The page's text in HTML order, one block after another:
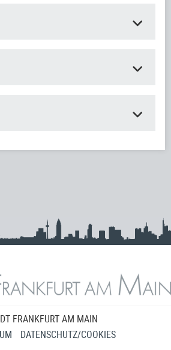
FRANKFURT AM MAIN
DATENSCHUTZ/COOKIES